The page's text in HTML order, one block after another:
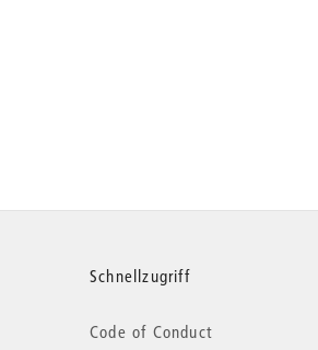
Schnellzugriff
Code of Conduct